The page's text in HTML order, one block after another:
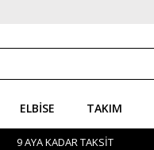
ELBISE TAKIM
9 AYA KADAR TAKSİT